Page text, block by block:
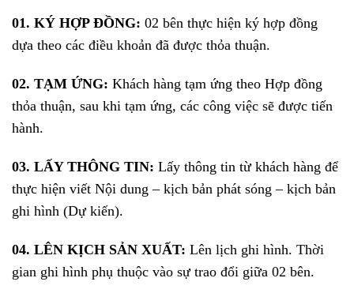
01. KÝ HỢP ĐỒNG: 02 bên thực hiện ký hợp đồng
dựa theo các điều khoản đã được thỏa thuận.
02. TẠM ỨNG: Khách hàng tạm ứng theo Hợp đồng
thỏa thuận, sau khi tạm ứng, các công việc sẽ được tiến
hành.
03. LẤY THÔNG TIN: Lấy thông tin từ khách hàng để
thực hiện viết Nội dung – kịch bản phát sóng – kịch bản
ghi hình (Dự kiến).
04. LÊN KỊCH SẢN XUẤT: Lên lịch ghi hình. Thời
gian ghi hình phụ thuộc vào sự trao đổi giữa 02 bên.